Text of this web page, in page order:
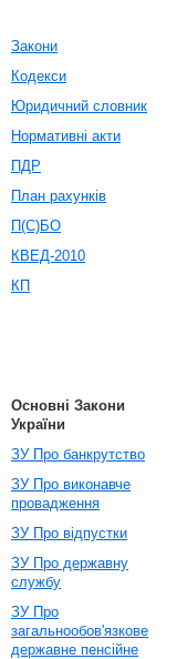
Закони
Кодекси
Юридичний словник
Нормативні акти
ПДР
План рахунків
П(С)БО
КВЕД-2010
КП
Основні Закони
України
ЗУ Про банкрутство
ЗУ Про виконавче
провадження
ЗУ Про відпустки
ЗУ Про державну
службу
ЗУ Про
загальнообов'язкове
державне пенсійне